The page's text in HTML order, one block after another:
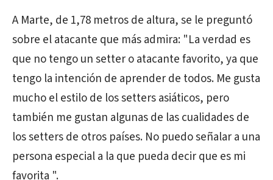
A Marte, de 1,78 metros de altura, se le preguntó
sobre el atacante que más admira: "La verdad es
que no tengo un setter o atacante favorito, ya que
tengo la intención de aprender de todos. Me gusta
mucho el estilo de los setters asiáticos, pero
también me gustan algunas de las cualidades de
los setters de otros países. No puedo señalar a una
persona especial a la que pueda decir que es mi
favorita ".